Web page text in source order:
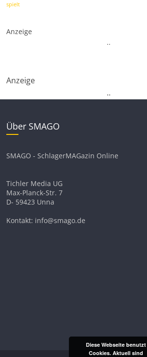
spielt
Anzeige
..
Anzeige
..
Über SMAGO
SMAGO - SchlagerMAGazin Online
Tichler Media UG
Max-Planck-Str. 7
D- 59423 Unna
Kontakt: info@smago.de
Diese Webseite benutzt
Cookies. Aktuell sind